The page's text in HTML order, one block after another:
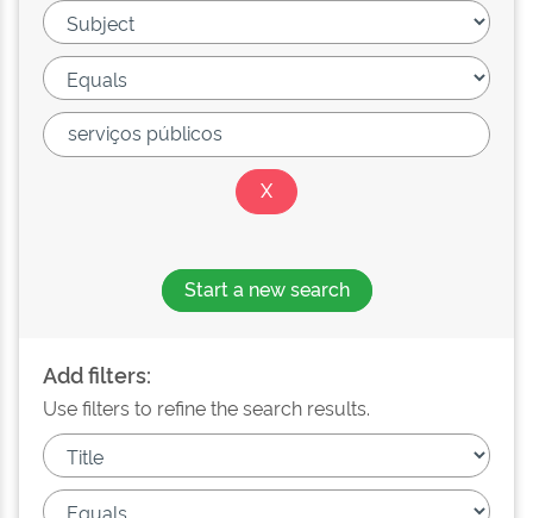
Start a new search
Add filters:
Use filters to refine the search results.